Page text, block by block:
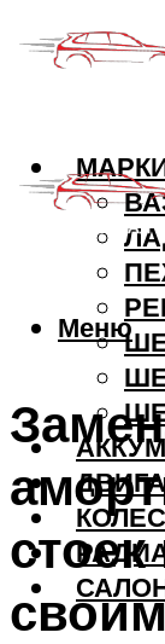
Меню